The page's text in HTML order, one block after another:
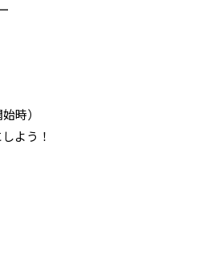
時）
よう！